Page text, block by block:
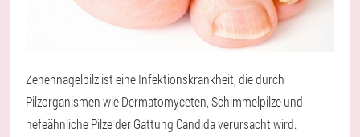
Zehennagelpilz ist eine Infektionskrankheit, die durch
Pilzorganismen wie Dermatomyceten, Schimmelpilze und
hefeähnliche Pilze der Gattung Candida verursacht wird.